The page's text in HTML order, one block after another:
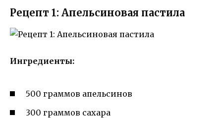
Рецепт 1: Апельсиновая пастила
Ингредиенты:
500 граммов апельсинов
300 граммов сахара